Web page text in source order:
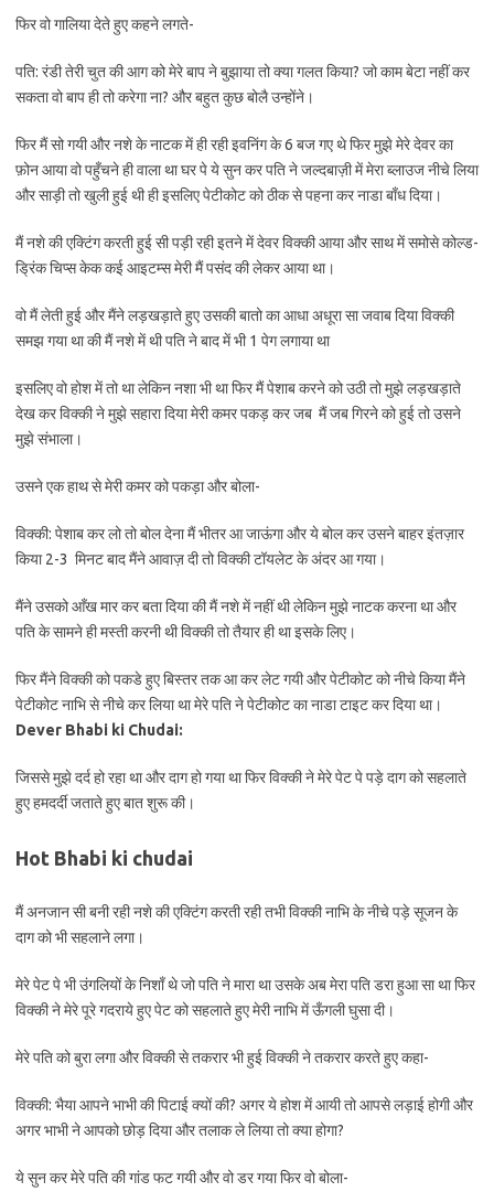
फिर वो गालिया देते हुए कहने लगते-
पति: रंडी तेरी चुत की आग को मेरे बाप ने बुझाया तो क्या गलत किया? जो काम बेटा नहीं कर
सकता वो बाप ही तो करेगा ना? और बहुत कुछ बोलै उन्होंने।
फिर मैं सो गयी और नशे के नाटक में ही रही इवनिंग के 6 बज गए थे फिर मुझे मेरे देवर का
फ़ोन आया वो पहुँचने ही वाला था घर पे ये सुन कर पति ने जल्दबाज़ी में मेरा ब्लाउज नीचे लिया
और साड़ी तो खुली हुई थी ही इसलिए पेटीकोट को ठीक से पहना कर नाडा बाँध दिया।
मैं नशे की एक्टिंग करती हुई सी पड़ी रही इतने में देवर विक्की आया और साथ में समोसे कोल्ड-
ड्रिंक चिप्स केक कई आइटम्स मेरी मैं पसंद की लेकर आया था।
वो मैं लेती हुई और मैंने लड़खड़ाते हुए उसकी बातो का आधा अधूरा सा जवाब दिया विक्की
समझ गया था की मैं नशे में थी पति ने बाद में भी 1 पेग लगाया था
इसलिए वो होश में तो था लेकिन नशा भी था फिर मैं पेशाब करने को उठी तो मुझे लड़खड़ाते
देख कर विक्की ने मुझे सहारा दिया मेरी कमर पकड़ कर जब मैं जब गिरने को हुई तो उसने
मुझे संभाला।
उसने एक हाथ से मेरी कमर को पकड़ा और बोला-
विक्की: पेशाब कर लो तो बोल देना मैं भीतर आ जाऊंगा और ये बोल कर उसने बाहर इंतज़ार
किया 2-3 मिनट बाद मैंने आवाज़ दी तो विक्की टॉयलेट के अंदर आ गया।
मैंने उसको आँख मार कर बता दिया की मैं नशे में नहीं थी लेकिन मुझे नाटक करना था और
पति के सामने ही मस्ती करनी थी विक्की तो तैयार ही था इसके लिए।
फिर मैंने विक्की को पकडे हुए बिस्तर तक आ कर लेट गयी और पेटीकोट को नीचे किया मैंने
पेटीकोट नाभि से नीचे कर लिया था मेरे पति ने पेटीकोट का नाडा टाइट कर दिया था।
Dever Bhabi ki Chudai:
जिससे मुझे दर्द हो रहा था और दाग हो गया था फिर विक्की ने मेरे पेट पे पड़े दाग को सहलाते
हुए हमदर्दी जताते हुए बात शुरू की।
Hot Bhabi ki chudai
मैं अनजान सी बनी रही नशे की एक्टिंग करती रही तभी विक्की नाभि के नीचे पड़े सूजन के
दाग को भी सहलाने लगा।
मेरे पेट पे भी उंगलियों के निशाँ थे जो पति ने मारा था उसके अब मेरा पति डरा हुआ सा था फिर
विक्की ने मेरे पूरे गदराये हुए पेट को सहलाते हुए मेरी नाभि में ऊँगली घुसा दी।
मेरे पति को बुरा लगा और विक्की से तकरार भी हुई विक्की ने तकरार करते हुए कहा-
विक्की: भैया आपने भाभी की पिटाई क्यों की? अगर ये होश में आयी तो आपसे लड़ाई होगी और
अगर भाभी ने आपको छोड़ दिया और तलाक ले लिया तो क्या होगा?
ये सुन कर मेरे पति की गांड फट गयी और वो डर गया फिर वो बोला-